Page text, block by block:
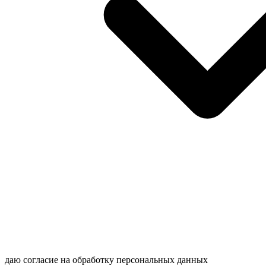
даю согласие на обработку персональных данных